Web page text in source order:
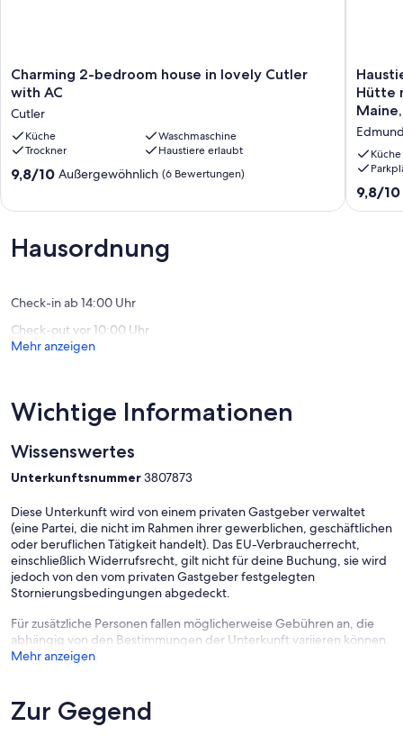
Charming
2-
house
in
lovely
Cutler
with
Charming 2-bedroom house in lovely Cutler
with AC
Cutler
Küche
Waschmaschine
Trockner
Haustiere erlaubt
9.8
(6
Bewertungen)
9,8/10 Außergewöhnlich (6 Bewertungen)
Hütte
mit
Blick
auf
das
Wasser
Hütte
Küche
9.8
9,8/10
Hausordnung
Check-in ab 14:00 Uhr
Check-out vor 10:00 Uhr
Mehr anzeigen
Wichtige Informationen
Wissenswertes
Unterkunftsnummer3807873
Diese Unterkunft wird von einem privaten Gastgeber verwaltet
(eine Partei, die nicht im Rahmen ihrer gewerblichen, geschäftlichen
oder beruflichen Tätigkeit handelt). Das EU-Verbraucherrecht,
einschließlich Widerrufsrecht, gilt nicht für deine Buchung, sie wird
jedoch von den vom privaten Gastgeber festgelegten
Stornierungsbedingungen abgedeckt.
Für zusätzliche Personen fallen möglicherweise Gebühren an, die
abhängig von den Bestimmungen der Unterkunft variieren können.
Mehr anzeigen
Zur Gegend